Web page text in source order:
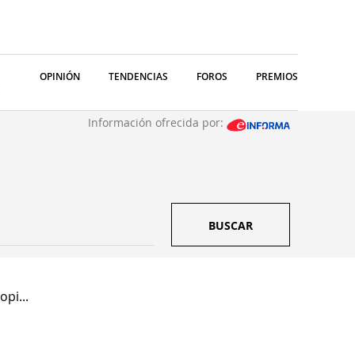
OPINIÓN TENDENCIAS FOROS PREMIOS
Información ofrecida por:
BUSCAR